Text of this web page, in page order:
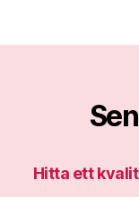
Hitta ett